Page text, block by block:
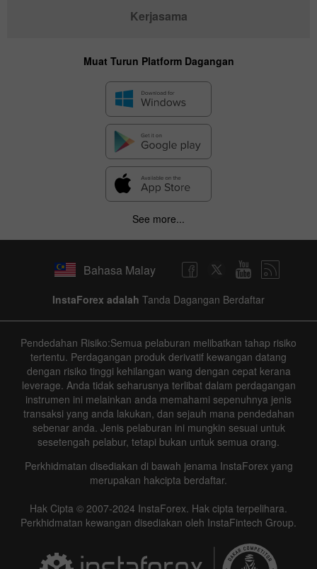
Kerjasama
Muat Turun Platform Dagangan
See more...
Bahasa Malay
InstaForex adalah Tanda Dagangan Berdaftar
Pendedahan Risiko:Semua pelaburan melibatkan tahap risiko
tertentu. Perdagangan produk derivatif kewangan datang
dengan risiko tinggi kehilangan wang dengan cepat kerana
leverage. Anda tidak seharusnya terlibat dalam perdagangan
instrumen ini melainkan anda memahami sepenuhnya jenis
transaksi yang anda lakukan, dan sejauh mana pendedahan
sebenar anda. Jenis pelaburan ini mungkin sesuai untuk
sesetengah pelabur, tetapi bukan untuk semua orang.
Perkhidmatan disediakan di bawah jenama InstaForex yang
merupakan hakcipta berdaftar.
Hak Cipta © 2007-2024 InstaForex. Hak cipta terpelihara.
Perkhidmatan kewangan disediakan oleh InstaFintech Group.